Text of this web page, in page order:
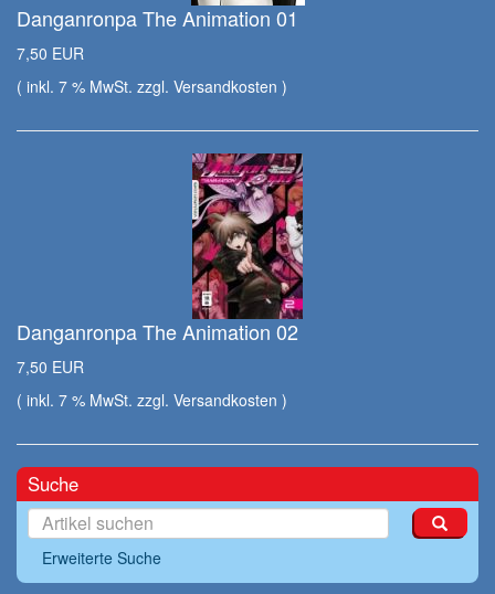
Danganronpa The Animation 01
7,50 EUR
( inkl. 7 % MwSt. zzgl. Versandkosten )
Danganronpa The Animation 02
7,50 EUR
( inkl. 7 % MwSt. zzgl. Versandkosten )
Suche
Erweiterte Suche